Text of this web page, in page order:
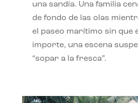
una sandía. Una familia
de fondo de las olas
el paseo marítimo sin que
importe, una escena
“sopar a la fresca”.